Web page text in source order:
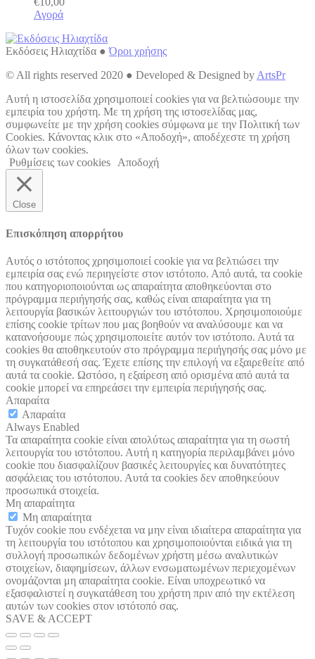
Αγορά
Εκδόσεις Ηλιαχτίδα ●Όροι χρήσης
© All rights reserved 2020 ● Developed & Designed by ArtsPr
Go
to
Top
Αυτή η ιστοσελίδα χρησιμοποιεί cookies για να βελτιώσουμε την
εμπειρία του χρήστη. Με τη χρήση της ιστοσελίδας μας,
συμφωνείτε με την χρήση cookies σύμφωνα με την Πολιτική των
Cookies. Κάνοντας κλικ στο «Αποδοχή», αποδέχεστε τη χρήση
όλων των cookies.
Ρυθμίσεις των cookies
Αποδοχή
Close
Επισκόπηση απορρήτου
Αυτός ο ιστότοπος χρησιμοποιεί cookie για να βελτιώσει την
εμπειρία σας ενώ περιηγείστε στον ιστότοπο. Από αυτά, τα cookie
που κατηγοριοποιούνται ως απαραίτητα αποθηκεύονται στο
πρόγραμμα περιήγησής σας, καθώς είναι απαραίτητα για τη
λειτουργία βασικών λειτουργιών του ιστότοπου. Χρησιμοποιούμε
επίσης cookie τρίτων που μας βοηθούν να αναλύσουμε και να
κατανοήσουμε πώς χρησιμοποιείτε αυτόν τον ιστότοπο. Αυτά τα
cookies θα αποθηκευτούν στο πρόγραμμα περιήγησής σας μόνο με
τη συγκατάθεσή σας. Έχετε επίσης την επιλογή να εξαιρεθείτε από
αυτά τα cookie. Ωστόσο, η εξαίρεση από ορισμένα από αυτά τα
cookie μπορεί να επηρεάσει την εμπειρία περιήγησής σας.
Απαραίτα
Απαραίτα
Always Enabled
Τα απαραίτητα cookie είναι απολύτως απαραίτητα για τη σωστή
λειτουργία του ιστότοπου. Αυτή η κατηγορία περιλαμβάνει μόνο
cookie που διασφαλίζουν βασικές λειτουργίες και δυνατότητες
ασφάλειας του ιστότοπου. Αυτά τα cookies δεν αποθηκεύουν
προσωπικά στοιχεία.
Μη απαραίτητα
Μη απαραίτητα
Τυχόν cookie που ενδέχεται να μην είναι ιδιαίτερα απαραίτητα για
τη λειτουργία του ιστότοπου και χρησιμοποιούνται ειδικά για τη
συλλογή προσωπικών δεδομένων χρήστη μέσω αναλυτικών
στοιχείων, διαφημίσεων, άλλων ενσωματωμένων περιεχομένων
ονομάζονται μη απαραίτητα cookie. Είναι υποχρεωτικό να
εξασφαλιστεί η συγκατάθεση του χρήστη πριν από την εκτέλεση
αυτών των cookies στον ιστότοπό σας.
SAVE & ACCEPT